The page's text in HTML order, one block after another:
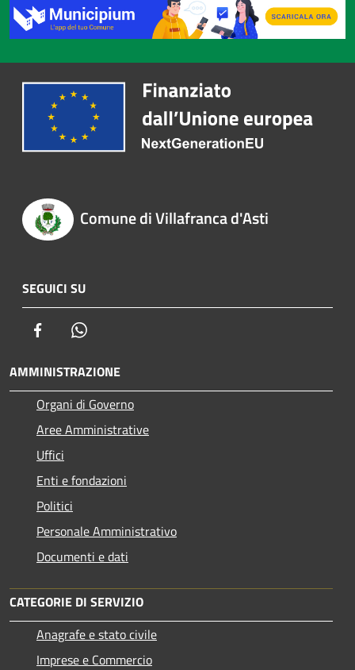
Comune di Villafranca d'Asti
SEGUICI SU
Facebook
AMMINISTRAZIONE
Organi di Governo
Aree Amministrative
Uffici
Enti e fondazioni
Politici
Personale Amministrativo
Documenti e dati
CATEGORIE DI SERVIZIO
Anagrafe e stato civile
Imprese e Commercio